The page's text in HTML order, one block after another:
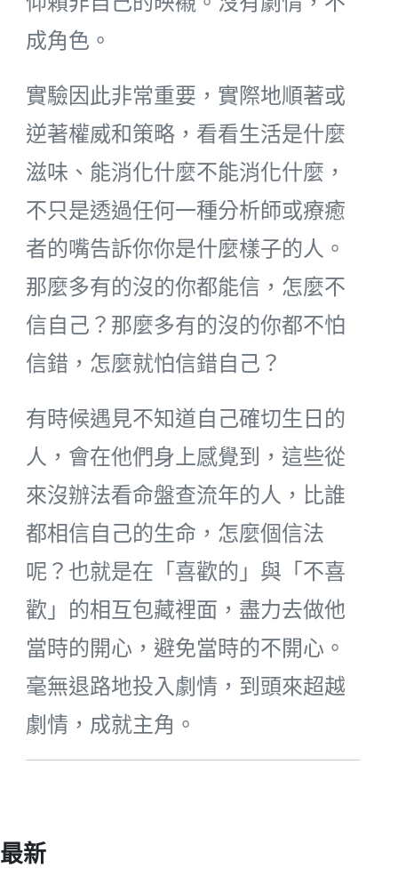
成角色。
實驗因此非常重要，實際地順著或
逆著權威和策略，看看生活是什麼
滋味、能消化什麼不能消化什麼，
不只是透過任何一種分析師或療癒
者的嘴告訴你你是什麼樣子的人。
那麼多有的沒的你都能信，怎麼不
信自己？那麼多有的沒的你都不怕
信錯，怎麼就怕信錯自己？
有時候遇見不知道自己確切生日的
人，會在他們身上感覺到，這些從
來沒辦法看命盤查流年的人，比誰
都相信自己的生命，怎麼個信法
呢？也就是在「喜歡的」與「不喜
歡」的相互包藏裡面，盡力去做他
當時的開心，避免當時的不開心。
毫無退路地投入劇情，到頭來超越
劇情，成就主角。
最新